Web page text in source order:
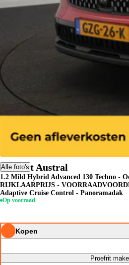
Alle foto's
Renault Austral
1.2 Mild Hybrid Advanced 130 Techno -
RIJKLAARPRIJS -
Adaptive Cruise Control - Panoramadak
Op voorraad
Kopen
Proefrit